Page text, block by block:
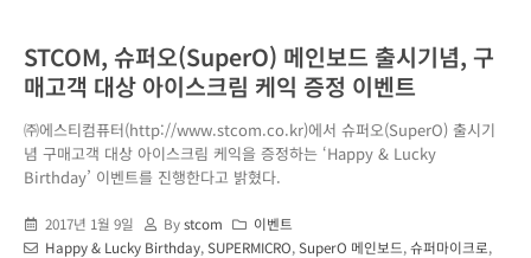
STCOM, 슈퍼오(SuperO) 메인보드 출시기념, 구
매고객 대상 아이스크림 케익 증정 이벤트
㈜에스티컴퓨터(http://www.stcom.co.kr)에서 슈퍼오(SuperO) 출시기
념 구매고객 대상 아이스크림 케익을 증정하는 ‘Happy & Lucky
Birthday’ 이벤트를 진행한다고 밝혔다.
2017년 1월 9일 Bystcom
이벤트
Happy & Lucky Birthday,SUPERMICRO,SuperO 메인보드,슈퍼마이크로,